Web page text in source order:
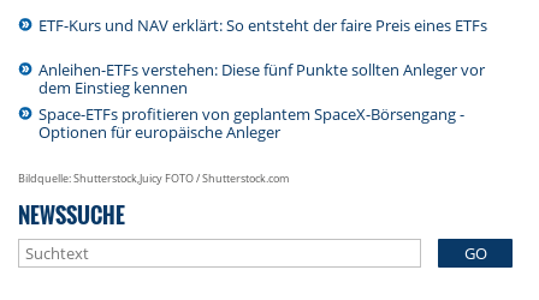
ETF-Kurs und NAV erklärt: So entsteht der faire Preis eines ETFs
Anleihen-ETFs verstehen: Diese fünf Punkte sollten Anleger vor
dem Einstieg kennen
Space-ETFs profitieren von geplantem SpaceX-Börsengang -
Optionen für europäische Anleger
Bildquelle: Shutterstock,Juicy FOTO / Shutterstock.com
NEWSSUCHE
GO